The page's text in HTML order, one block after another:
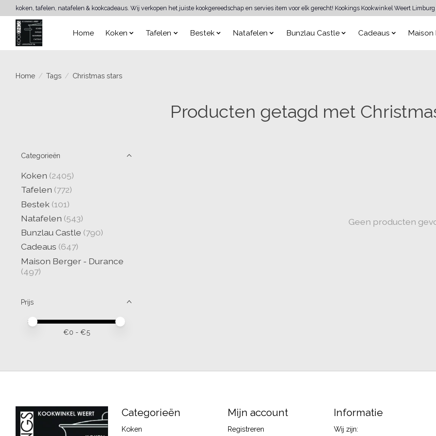
koken, tafelen, natafelen & kookcadeaus. Wij verkopen het juiste kookgereedschap en servies item voor elk gerecht! Kookings Kookwinkel Weert
Home Koken Tafelen Bestek Natafelen Bunzlau Castle Cadeaus Maison
Home / Tags / Christmas stars
Producten getagd met
Categorieën
Koken (2405)
Tafelen (772)
Bestek (101)
Natafelen (543)
Bunzlau Castle (790)
Cadeaus (647)
Maison Berger - Durance
(497)
Prijs
Minimale prijswaarde
Price maximum value
€0 - €5
Geen producten
Categorieën
Koken
Mijn account
Registreren
Informatie
Wij zijn: